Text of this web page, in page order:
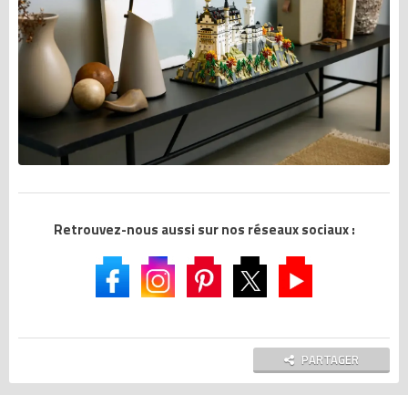
Retrouvez-nous aussi sur nos réseaux sociaux :
PARTAGER